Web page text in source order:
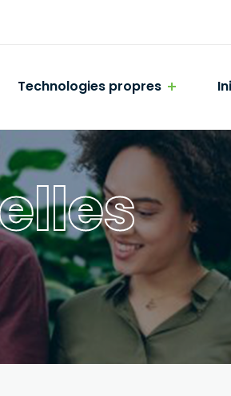
Technologies propres